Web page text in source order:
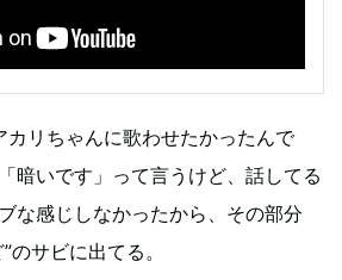
カリちゃんに歌わせたかったんで
暗いです」って言うけど、話してる
な感じしなかったから、その部分
のサビに出てる。